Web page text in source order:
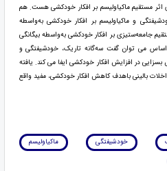
مستقیم ماکیاولیسم بر افکار خودکشی هست. هم
و ماکیاولیسم بر افکار خودکشی به‌واسطه
جامعه‌ستیزی بر افکار خودکشی به‌واسطه بیگانگی
اساس می توان گفت سه‌گانه تاریک، خودشیفتگی و
بسزایی در افزایش افکار خودکشی ایفا می کند. یافته
بالینی باهدف کاهش افکار خودکشی، مفید واقع
خودشیفتگی
ماکیاولیسم